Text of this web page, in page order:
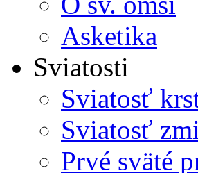
Asketika
Sviatosti
Sviatosť
Sviatosť
Prvé sväté